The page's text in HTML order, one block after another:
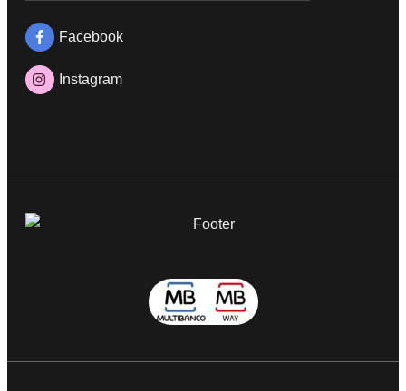
Facebook
Instagram